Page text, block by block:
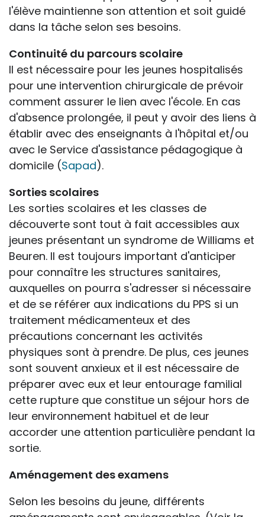
l'élève maintienne son attention et soit guidé
dans la tâche selon ses besoins.
Continuité du parcours scolaire
Il est nécessaire pour les jeunes hospitalisés
pour une intervention chirurgicale de prévoir
comment assurer le lien avec l'école. En cas
d'absence prolongée, il peut y avoir des liens à
établir avec des enseignants à l'hôpital et/ou
avec le Service d'assistance pédagogique à
domicile (Sapad).
Sorties scolaires
Les sorties scolaires et les classes de
découverte sont tout à fait accessibles aux
jeunes présentant un syndrome de Williams et
Beuren. Il est toujours important d'anticiper
pour connaître les structures sanitaires,
auxquelles on pourra s'adresser si nécessaire
et de se référer aux indications du PPS si un
traitement médicamenteux et des
précautions concernant les activités
physiques sont à prendre. De plus, ces jeunes
sont souvent anxieux et il est nécessaire de
préparer avec eux et leur entourage familial
cette rupture que constitue un séjour hors de
leur environnement habituel et de leur
accorder une attention particulière pendant la
sortie.
Aménagement des examens
Selon les besoins du jeune, différents